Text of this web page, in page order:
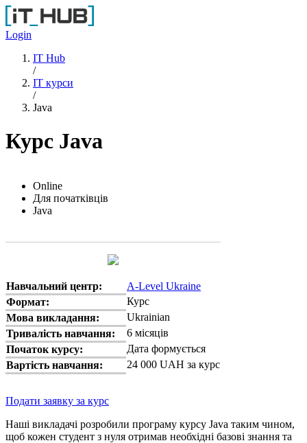
Перейти до основного вмісту
Login
IT Hub
/
IT курси
/
Java
Курс Java
Online
Для початківців
Java
Навчальний центр:
A-Level Ukraine
Формат:
Курс
Мова викладання:
Ukrainian
Тривалість навчання:
6 місяців
Початок курсу:
Дата формується
Вартість навчання:
24 000 UAH за курс
Подати заявку за курс
Наші викладачі розробили програму курсу Java таким чином,
щоб кожен студент з нуля отримав необхідні базові знання та